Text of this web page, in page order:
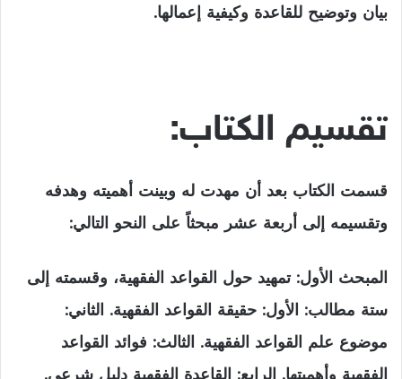
بيان وتوضيح للقاعدة وكيفية إعمالها.
تقسيم الكتاب:
قسمت الكتاب بعد أن مهدت له وبينت أهميته وهدفه
وتقسيمه إلى أربعة عشر مبحثاً على النحو التالي:
المبحث الأول: تمهيد حول القواعد الفقهية، وقسمته إلى
ستة مطالب: الأول: حقيقة القواعد الفقهية. الثاني:
موضوع علم القواعد الفقهية. الثالث: فوائد القواعد